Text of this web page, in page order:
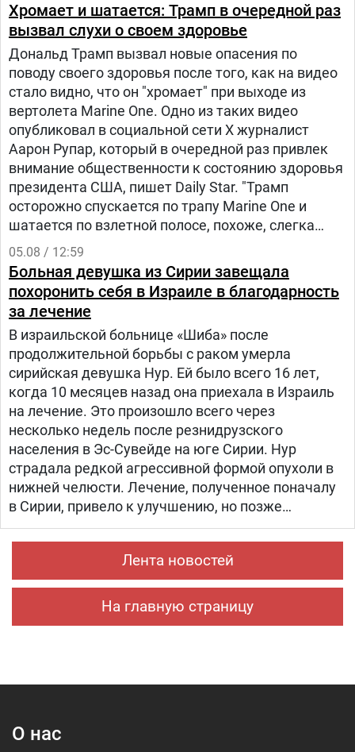
Хромает и шатается: Трамп в очередной раз
вызвал слухи о своем здоровье
Дональд Трамп вызвал новые опасения по
поводу своего здоровья после того, как на видео
стало видно, что он "хромает" при выходе из
вертолета Marine One. Одно из таких видео
опубликовал в социальной сети Х журналист
Аарон Рупар, который в очередной раз привлек
внимание общественности к состоянию здоровья
президента США, пишет Daily Star. "Трамп
осторожно спускается по трапу Marine One и
шатается по взлетной полосе, похоже, слегка
прихрамывая", — написал журналист.
05.08 / 12:59
Больная девушка из Сирии завещала
похоронить себя в Израиле в благодарность
за лечение
В израильской больнице «Шиба» после
продолжительной борьбы с раком умерла
сирийская девушка Нур. Ей было всего 16 лет,
когда 10 месяцев назад она приехала в Израиль
на лечение. Это произошло всего через
несколько недель после резнидрузского
населения в Эс-Сувейде на юге Сирии. Нур
страдала редкой агрессивной формой опухоли в
нижней челюсти. Лечение, полученное поначалу
в Сирии, привело к улучшению, но позже
произошел рецидив болезни. Нур попала на
лечение в «Шибу» в рамках гуманитарного
проекта «Шевет-ахим» («Кровные братья).
Лента новостей
На главную страницу
О нас